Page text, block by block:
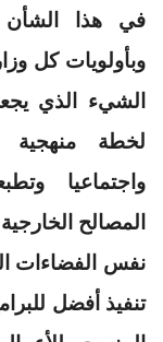
في هذا الشأن
وبأولويات كل
الشيء الذي
لخطة منهجية
واجتماعيا
المصالح
نفس الفضاءات
تنفيذ أفضل